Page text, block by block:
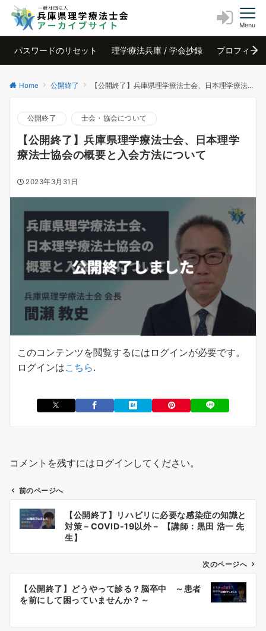
Menu
パスワードのリセット 理学療法兵庫 / 学会抄録 プロフィール
Home 公開終了 【公開終了】兵庫県理学療法士会、日本理学療法士協会の概要と入会方法について
公開終了 士会・協会について
【公開終了】兵庫県理学療法士会、日本理学
療法士協会の概要と入会方法について
2023年3月31日
このコンテンツを閲覧するにはログインが必要です。
ログインはこちら.
コメントを残すにはログインしてください。
ン
前のページへ
【公開終了】リハビリに必要な感染症の知識と
対策－COVID-19以外－ 【講師：黒田 浩一 先
生】
次のページへ
【公開終了】どうやって診る？脳卒中 ～患者
を前にして困っていませんか？～